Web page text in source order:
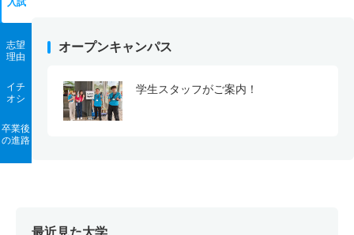
志望
理由
イチ
オシ
卒業後
の進路
オープンキャンパス
学生スタッフがご案内！